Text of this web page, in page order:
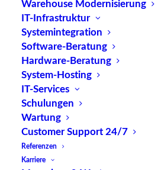
Warehouse Modernisierung
IT-Infrastruktur
Systemintegration
Software-Beratung
Hardware-Beratung
System-Hosting
IT-Services
Schulungen
Wartung
Customer Support 24/7
Referenzen
Karriere
Leistungsabweichungen der
zwischen den Vergleichspartnern.
Benchmarking ist ein
Prozess. Die eigene
des Vorbilds der
geht dabei nicht um Konkurrenz,
unnötige Forschungen und
vermeiden, wenn es bereits
Lösungen beziehungsweise
ganze System bewahrt davor,